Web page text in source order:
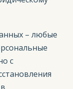
– любые
с